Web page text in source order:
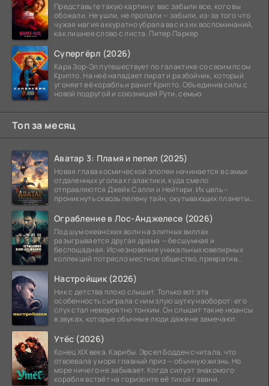
Представьте такую картину: вас забыли все, кого вы
обожали. Не ушли, не пропали — забыли, из-за того что
чужая магия аккуратно убрала вас из их воспоминаний,
как лишнее слово с листа. Питер Паркер
Супергёрл (2026)
Кара Зор-Эл путешествует по галактике со своим псом
Крипто. На неё нападает пират и разбойник, который
угоняет её корабль и ранит Крипто. Объединив силы с
новой подругой и союзницей Рути, семью
Топ за месяц
Аватар 3: Пламя и пепел (2025)
Новая глава космической эпопеи начинается в самых
отдаленных уголках галактики, куда смело
отправляются Джейк Салли и Нейтири. Их цель –
проникнуть сквозь пелену тайн, окутывающих планеты
Ограбление в Лос-Анджелесе (2026)
Под шум океанских волн на элитных виллах
разыгрывается другая драма — бесшумная и
беспощадная. Исчезновение уникальных ювелирных
коллекций потрясло местное общество, превратив
Настройщик (2026)
Ник с детства плохо слышит. Только вот эта
особенность сыграла с ним злую шутку наоборот: его
слух стал невероятно тонким. Он слышит такие нюансы
в звуках, которые обычные люди даже не замечают.
Утёс (2026)
Конец XIX века. Карибы. Эрсел Бодден считала, что
отвоевала у моря главный приз — обычную жизнь. Но
море ничего не забывает. Когда силуэт знакомого
корабля встаёт на горизонте её тихой гавани,